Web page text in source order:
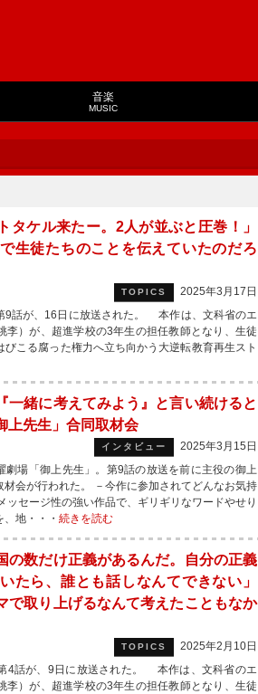
音楽
MUSIC
タケル来たー。2人が並ぶと圧巻！」
生徒たちのことを伝えていたのだろ
TOPICS
2025年3月17日
9話が、16日に放送された。 本作は、文科省のエ
李）が、超進学校の3年生の担任教師となり、生徒
こる腐った権力へ立ち向かう大逆転教育再生スト
一緒に考えてみよう』と言い続けると
上先生」合同取材会
インタビュー
2025年3月15日
場「御上先生」。第9話の放送を前に主役の御上
会が行われた。 －今作に参加されてどんなお気持
セージ性の強い作品で、ギリギリなワードやせり
地・・・ 続きを読む
の数だけ正義があるんだ。自分の正義
たら、誰とも話しなんてできない」
で取り上げるなんて考えたこともなか
TOPICS
2025年2月10日
4話が、9日に放送された。 本作は、文科省のエ
李）が、超進学校の3年生の担任教師となり、生徒